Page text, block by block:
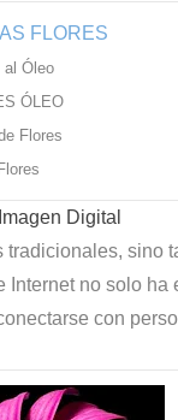
FLORES
al Óleo
ÓLEO
Flores
Digital
sino
no solo
con